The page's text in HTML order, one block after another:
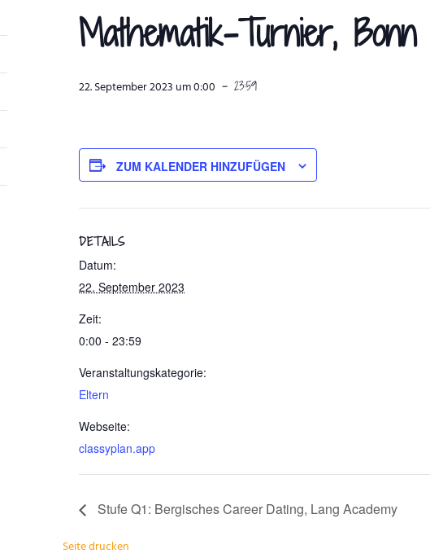
Mathematik-Turnier, Bonn
22. September 2023 um 0:00 -23:59
ZUM KALENDER HINZUFÜGEN
DETAILS
Datum:
22. September 2023
Zeit:
0:00 - 23:59
Veranstaltungskategorie:
Eltern
Webseite:
classyplan.app
Stufe Q1: Bergisches Career Dating, Lang Academy
Seite drucken